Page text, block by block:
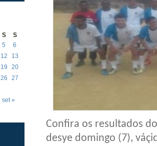
S S
set »
5
6
12
13
19
20
26
27
Confira os resultados
desye domingo (7),